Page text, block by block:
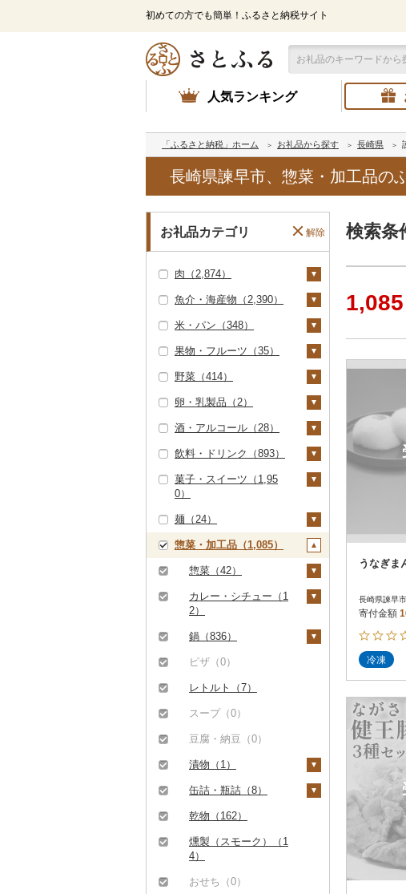
初めての方でも簡単！ふるさと納税サイト
人気ランキング
「ふるさと納税」ホーム お礼品から探す 長崎県
長崎県諫早市、惣菜・加工品の
お礼品カテゴリ 解除
肉（2,874）
牛肉（精肉）（988）
ステーキ（363）
すき焼き（135）
しゃぶしゃぶ（14）
焼肉（308）
牛タン（0）
和牛（0）
黒毛和牛（20）
仙台牛（0）
米沢牛（0）
常陸牛（0）
上州牛（0）
飛騨牛（0）
近江牛（0）
神戸牛・神戸ビーフ
あか牛（0）
宮崎牛（0）
牛肉（加工品）（1
（0）
その他牛肉（加工品）
（0）
5）
ステーキ（624）
すき焼き（0）
しゃぶしゃぶ（749）
焼肉（423）
その他豚肉（精肉）
（1,170）
豚肉（加工品）（60
ハンバーグ（508）
もつ鍋（0）
ハム（81）
ソーセージ・ウインナ
ー（0）
ベーコン・サラミ（7
8）
その他豚肉（加工品）
（18）
鶏肉（129）
鶏肉（精肉）（129）
ハム・ソーセージ
唐揚げ（0）
中津からあげ（0）
地鶏（0）
赤鶏さつま（0）
その他鶏肉（0）
鹿肉（0）
馬肉（0）
羊肉・ラム肉（ジンギ
スカン）（0）
鴨肉（0）
その他肉・加工品
魚介・海産物（2,390）
カニ（0）
エビ（2）
甘エビ（0）
ボタンエビ（0）
伊勢海老（2）
その他エビ（0）
いくら（0）
うに（0）
明太子・たらこ（1）
明太子（1）
たらこ（0）
その他魚卵（0）
貝（19）
鮑（アワビ）（0）
牡蠣（カキ）（19）
しじみ（0）
サザエ（0）
はまぐり（0）
その他貝（0）
鮮魚（0）
イカ・タコ（0）
海苔（0）
わかめ（162）
ひじき（162）
その他海苔・海藻
干物（0）
その他魚介・加工品
（0）
かまぼこ・練り製品
（178）
米・パン（348）
米（337）
精米（244）
無洗米（0）
玄米（9）
金芽米（0）
ゆめぴりか（0）
コシヒカリ（84）
はえぬき（0）
あきたこまち（0）
ひとめぼれ（0）
ミルキークィーン
雑穀（7）
餅（0）
その他穀物加工品
果物・フルーツ（35）
ぶどう・マスカット
さくらんぼ（0）
梨（1）
和梨（1）
洋梨・ラフランス
（0）
マンゴー（0）
みかん・柑橘（29）
（1）
せとか（0）
文旦（0）
まどんな（0）
ポンカン（0）
その他柑橘（0）
その他果物（0）
野菜（414）
いも（9）
じゃがいも（0）
さつまいも（8）
その他いも（1）
トマト（16）
フルーツトマト（0）
ミニトマト（15）
玉ねぎ（0）
ねぎ（0）
根菜（3）
人参（2）
自然薯（0）
レンコン（1）
にんにく・生姜（0）
その他根菜（0）
アスパラガス（0）
きのこ（0）
その他野菜（385）
山菜（0）
かぼちゃ（0）
茄子（0）
レタス（0）
その他野菜（385）
卵・乳製品（2）
卵（2）
チーズ（0）
ヨーグルト（0）
バター（0）
その他乳製品（0）
酒・アルコール（28）
ビール・発泡酒（0）
日本酒（16）
純米吟醸（1）
大吟醸（3）
その他日本酒（9）
梅酒（0）
泡盛（0）
ウイスキー（0）
リキュール・洋酒
飲料・ドリンク（893）
水・ミネラルウォータ
コーヒー・コーヒー豆
（591）
飲料（0）
粉（296）
ドリップ（0）
茶（0）
りんごジュース（0）
みかんジュース（オレ
4）
その他果汁飲料（3
紅茶（0）
その他飲料・ジュース
（265）
菓子・スイーツ（1,95
0）
ケーキ（7）
クッキー（0）
焼き菓子（103）
プリン（2）
（4）
その他洋菓子（104）
煎餅・おかき（0）
羊羹（0）
饅頭（3）
大福（0）
麺（24）
ラーメン（0）
うどん（8）
そば（2）
惣菜・加工品（1,085）
惣菜（42）
餃子（12）
カレー・シチュー（1
2）
カレー（12）
シチュー（0）
鍋（836）
肉（836）
魚（0）
その他鍋（0）
ピザ（0）
レトルト（7）
スープ（0）
豆腐・納豆（0）
漬物（1）
梅干（0）
キムチ（0）
その他漬物（1）
缶詰・瓶詰（8）
肉（0）
魚（1）
乾物（162）
燻製（スモーク）（1
4）
おせち（0）
検索条
決済
クレ
コン
ソフ
d払い
1,085
うなぎま
長崎県諫早市
寄付金額
冷凍